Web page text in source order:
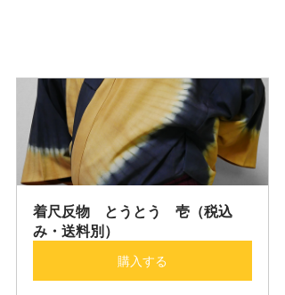
着尺反物　とうとう　壱（税込
み・送料別）
購入する